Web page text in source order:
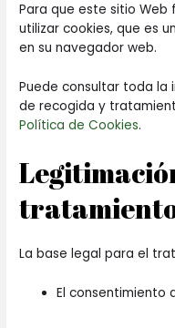
Para que este sitio
utilizar cookies, que es
en su navegador web.
Puede consultar toda
de recogida y
Política de Cookies.
La base legal para el
El consentimiento